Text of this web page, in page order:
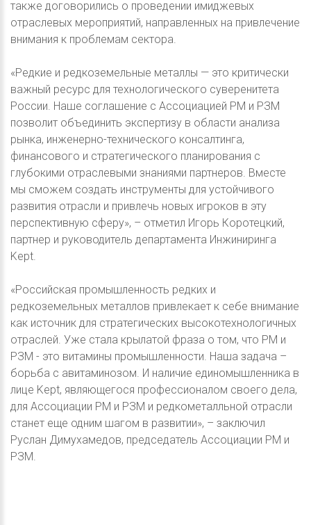
также договорились о проведении имиджевых
отраслевых мероприятий, направленных на привлечение
внимания к проблемам сектора.
«Редкие и редкоземельные металлы — это критически
важный ресурс для технологического суверенитета
России. Наше соглашение с Ассоциацией РМ и РЗМ
позволит объединить экспертизу в области анализа
рынка, инженерно-технического консалтинга,
финансового и стратегического планирования с
глубокими отраслевыми знаниями партнеров. Вместе
мы сможем создать инструменты для устойчивого
развития отрасли и привлечь новых игроков в эту
перспективную сферу», – отметил Игорь Коротецкий,
партнер и руководитель департамента Инжиниринга
Kept.
«Российская промышленность редких и
редкоземельных металлов привлекает к себе внимание
как источник для стратегических высокотехнологичных
отраслей. Уже стала крылатой фраза о том, что РМ и
РЗМ - это витамины промышленности. Наша задача –
борьба с авитаминозом. И наличие единомышленника в
лице Kept, являющегося профессионалом своего дела,
для Ассоциации РМ и РЗМ и редкометалльной отрасли
станет еще одним шагом в развитии», – заключил
Руслан Димухамедов, председатель Ассоциации РМ и
РЗМ.